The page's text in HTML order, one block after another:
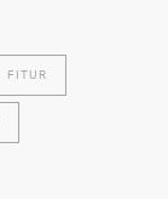
FITUR